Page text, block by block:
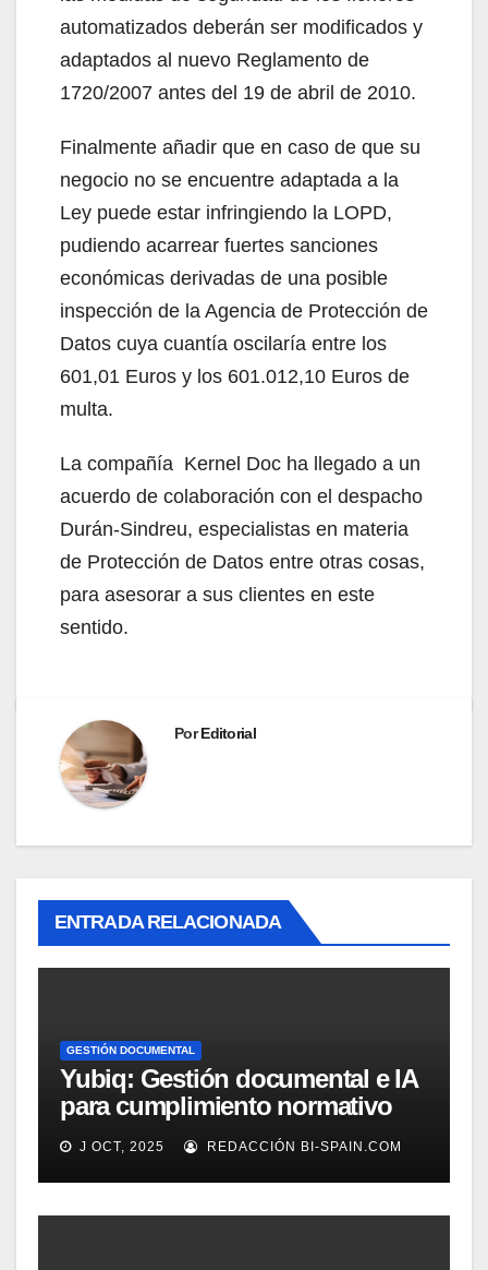
automatizados deberán ser modificados y
adaptados al nuevo Reglamento de
1720/2007 antes del 19 de abril de 2010.
Finalmente añadir que en caso de que su
negocio no se encuentre adaptada a la
Ley puede estar infringiendo la LOPD,
pudiendo acarrear fuertes sanciones
económicas derivadas de una posible
inspección de la Agencia de Protección de
Datos cuya cuantía oscilaría entre los
601,01 Euros y los 601.012,10 Euros de
multa.
La compañía Kernel Doc ha llegado a un
acuerdo de colaboración con el despacho
Durán-Sindreu, especialistas en materia
de Protección de Datos entre otras cosas,
para asesorar a sus clientes en este
sentido.
PorEditorial
ENTRADA RELACIONADA
GESTIÓN DOCUMENTAL
Yubiq: Gestión documental e IA
para cumplimiento normativo
(Demo)
J OCT, 2025 REDACCIÓN BI-SPAIN.COM